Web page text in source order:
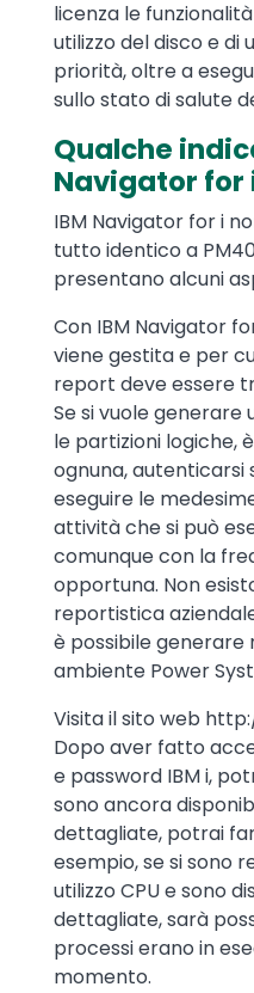
licenza le
utilizzo del disco e di
priorità, oltre a
sullo stato di salute
Qualche
Navigator for
IBM Navigator for i
tutto identico a
presentano alcuni
Con IBM Navigator
viene gestita e per
report deve essere
Se si vuole
le partizioni logiche,
ognuna, autenticarsi
eseguire le
attività che si può
comunque con la
opportuna. Non
reportistica
è possibile generare
ambiente Power
Visita il sito web
Dopo aver fatto
e password IBM i,
sono ancora
dettagliate, potrai
esempio, se si sono
utilizzo CPU e sono
dettagliate, sarà
processi erano in
momento.